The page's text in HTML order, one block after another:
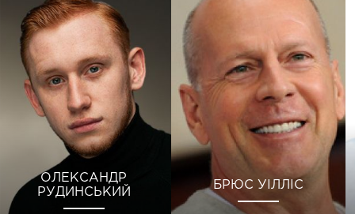
ОЛЕКСАНДР
РУДИНСЬКИЙ
БРЮС УІЛЛІС